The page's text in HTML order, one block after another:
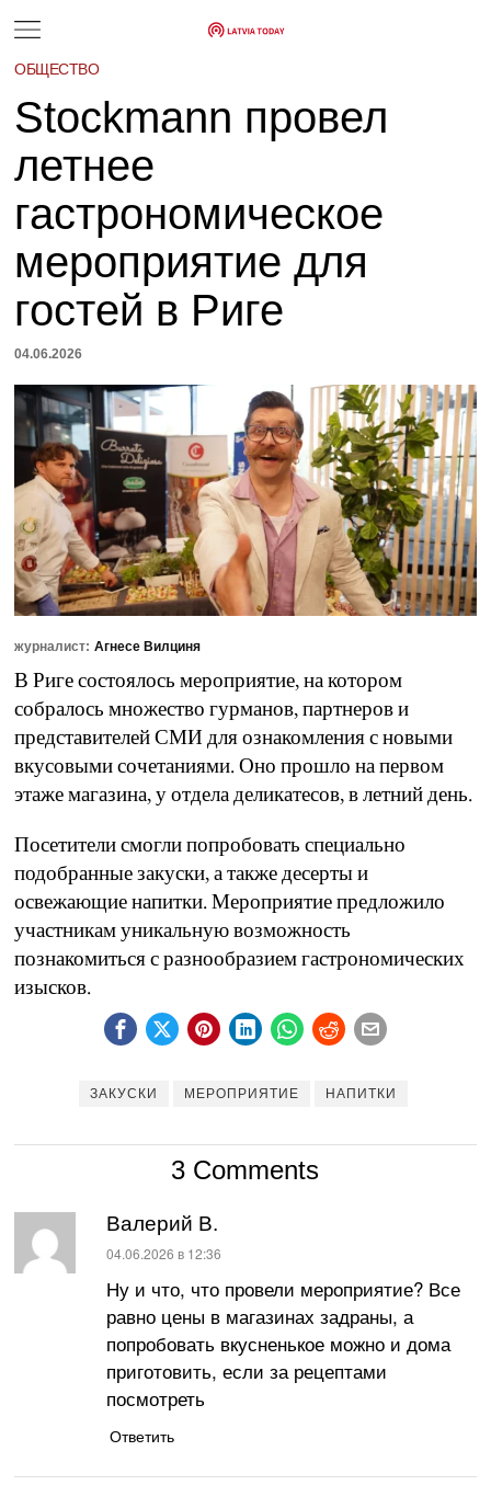
ОБЩЕСТВО
Stockmann провел
летнее
гастрономическое
мероприятие для
гостей в Риге
04.06.2026
журналист: Агнесе Вилциня
В Риге состоялось мероприятие, на котором
собралось множество гурманов, партнеров и
представителей СМИ для ознакомления с новыми
вкусовыми сочетаниями. Оно прошло на первом
этаже магазина, у отдела деликатесов, в летний день.
Посетители смогли попробовать специально
подобранные закуски, а также десерты и
освежающие напитки. Мероприятие предложило
участникам уникальную возможность
познакомиться с разнообразием гастрономических
изысков.
ЗАКУСКИ МЕРОПРИЯТИЕ НАПИТКИ
3 Comments
Валерий В.
:
04.06.2026 в 12:36
Ну и что, что провели мероприятие? Все
равно цены в магазинах задраны, а
попробовать вкусненькое можно и дома
приготовить, если за рецептами
посмотреть
Ответить